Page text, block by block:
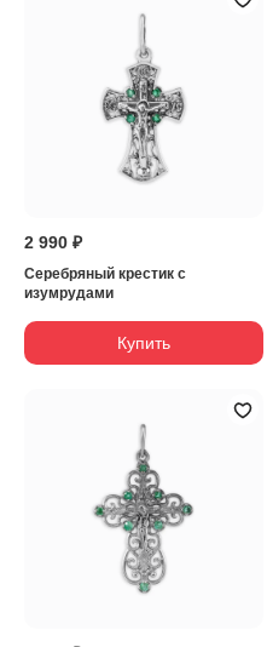
2 990 ₽
Серебряный крестик с
изумрудами
Купить